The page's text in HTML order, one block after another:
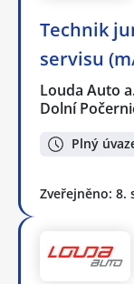
Technik
servisu
Louda Auto
Dolní
Plný
Zveřejněno: 8.